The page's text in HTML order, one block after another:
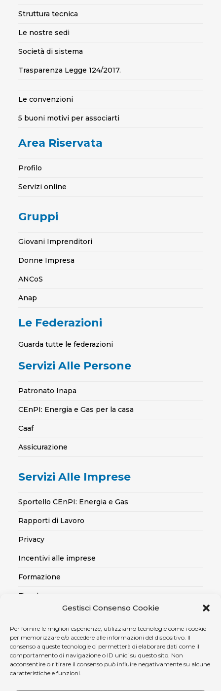
Gestisci Consenso Cookie
Per fornire le migliori esperienze, utilizziamo tecnologie come i cookie
per memorizzare e/o accedere alle informazioni del dispositivo. Il
consenso a queste tecnologie ci permetterà di elaborare dati come il
comportamento di navigazione o ID unici su questo sito. Non
acconsentire o ritirare il consenso può influire negativamente su alcune
caratteristiche e funzioni.
Struttura tecnica
Le nostre sedi
Società di sistema
Trasparenza Legge 124/2017.
Le convenzioni
5 buoni motivi per associarti
Area Riservata
Profilo
Servizi online
Gruppi
Giovani Imprenditori
Donne Impresa
ANCoS
Anap
Le Federazioni
Guarda tutte le federazioni
Servizi Alle Persone
Patronato Inapa
CEnPI: Energia e Gas per la casa
Caaf
Assicurazione
Servizi Alle Imprese
Sportello CEnPI: Energia e Gas
Rapporti di Lavoro
Privacy
Incentivi alle imprese
Formazione
Fiscale
Credito alle imprese
Certificazioni SOA, Qualità..
Assicurativo